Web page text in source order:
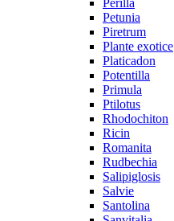
Perilla
Petunia
Piretrum
Plante exotice
Platicadon
Potentilla
Primula
Ptilotus
Rhodochiton
Ricin
Romanita
Rudbechia
Salipiglosis
Salvie
Santolina